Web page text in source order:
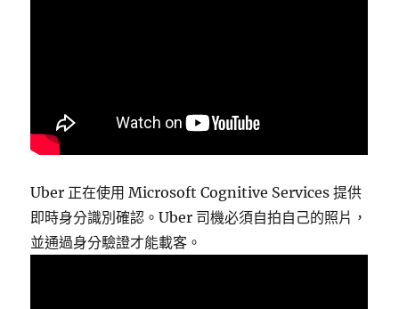
Uber 正在使用 Microsoft Cognitive Services 提供
即時身分識別確認。Uber 司機必須自拍自己的照片，
並通過身分驗證才能載客。